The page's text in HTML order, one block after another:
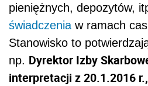
pieniężnych, depozytów,
świadczenia w ramach
Stanowisko to
np. Dyrektor Izby
interpretacji z 20.1.2016